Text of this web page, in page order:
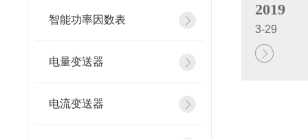
智能功率因数表
电量变送器
电流变送器
2019
3-29